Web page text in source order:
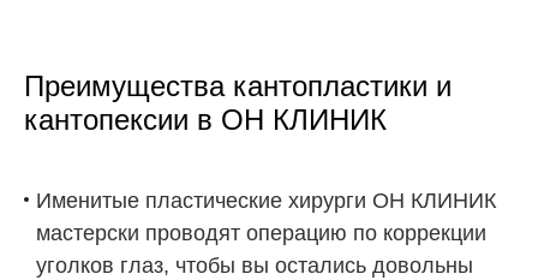
Преимущества кантопластики и
кантопексии в ОН КЛИНИК
Именитые пластические хирурги ОН КЛИНИК
мастерски проводят операцию по коррекции
уголков глаз, чтобы вы остались довольны